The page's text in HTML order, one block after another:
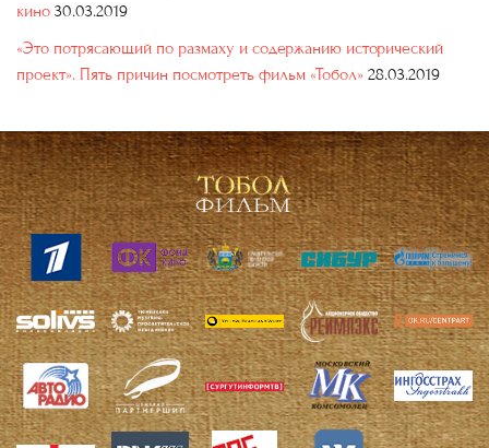
кино 30.03.2019
«Это потрясающий по размаху и содержанию исторический
проект». Пять причин посмотреть фильм «Тобол» 28.03.2019